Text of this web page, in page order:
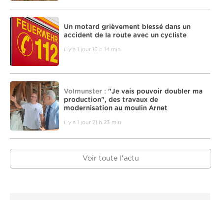
Un motard grièvement blessé dans un
accident de la route avec un cycliste
il y a 1 jour 15 h 14 min
Volmunster : "Je vais pouvoir doubler ma
production", des travaux de
modernisation au moulin Arnet
il y a 1 jour 21 h 23 min
Voir toute l'actu